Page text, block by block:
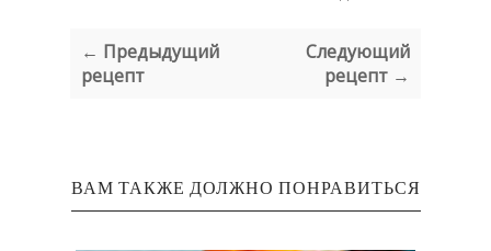
← Предыдущий
рецепт
Следующий
рецепт →
ВАМ ТАКЖЕ ДОЛЖНО ПОНРАВИТЬСЯ